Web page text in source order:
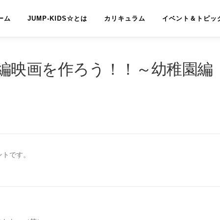
ム JUMP-KIDS☆とは カリキュラム イベント＆トピッ
映画を作ろう！！～幼稚園編
です。